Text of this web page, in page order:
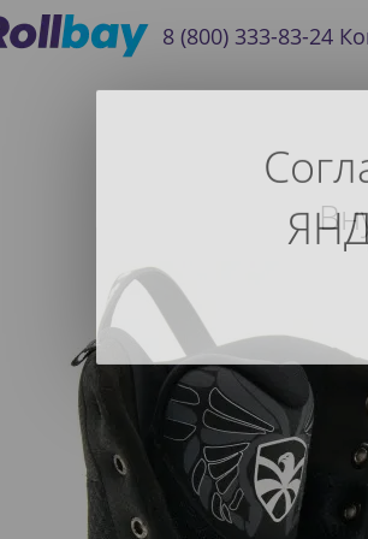
8 (800) 333-83-24